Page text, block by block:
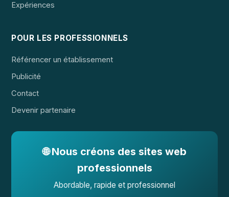
Expériences
POUR LES PROFESSIONNELS
Référencer un établissement
Publicité
Contact
Devenir partenaire
🌐 Nous créons des sites web
professionnels
Abordable, rapide et professionnel